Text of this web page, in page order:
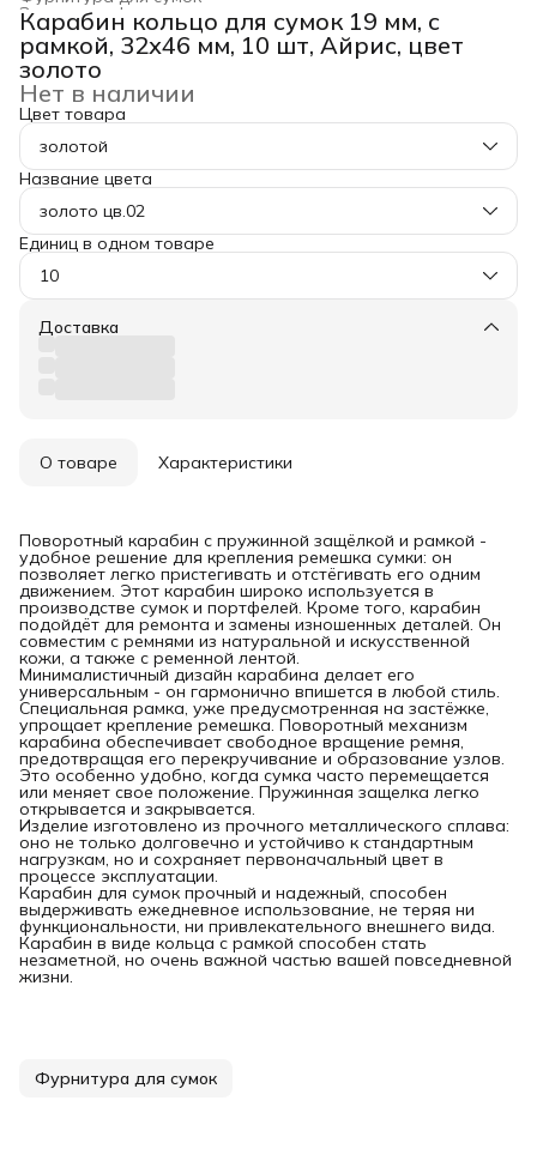
Заготовка, фурнитура для рукоделия
Хобби и творчество ›
Главная ›
Карабин кольцо для сумок 19 мм, с
рамкой, 32х46 мм, 10 шт, Айрис, цвет
золото
Нет в наличии
Цвет товара
золотой
Название цвета
золото цв.02
Единиц в одном товаре
10
Доставка
О товаре Характеристики
Поворотный карабин с пружинной защёлкой и рамкой -
удобное решение для крепления ремешка сумки: он
позволяет легко пристегивать и отстёгивать его одним
движением. Этот карабин широко используется в
производстве сумок и портфелей. Кроме того, карабин
подойдёт для ремонта и замены изношенных деталей. Он
совместим с ремнями из натуральной и искусственной
кожи, а также с ременной лентой.
Минималистичный дизайн карабина делает его
универсальным - он гармонично впишется в любой стиль.
Специальная рамка, уже предусмотренная на застёжке,
упрощает крепление ремешка. Поворотный механизм
карабина обеспечивает свободное вращение ремня,
предотвращая его перекручивание и образование узлов.
Это особенно удобно, когда сумка часто перемещается
или меняет свое положение. Пружинная защелка легко
открывается и закрывается.
Изделие изготовлено из прочного металлического сплава:
оно не только долговечно и устойчиво к стандартным
нагрузкам, но и сохраняет первоначальный цвет в
процессе эксплуатации.
Карабин для сумок прочный и надежный, способен
выдерживать ежедневное использование, не теряя ни
функциональности, ни привлекательного внешнего вида.
Карабин в виде кольца с рамкой способен стать
незаметной, но очень важной частью вашей повседневной
жизни.
Фурнитура для сумок